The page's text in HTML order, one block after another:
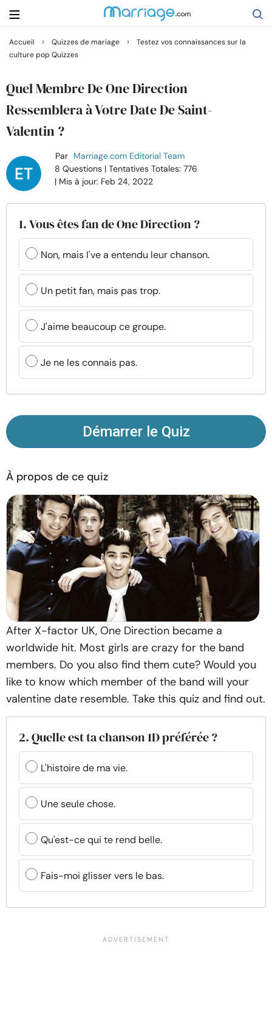
Rechercher
Se marier
Famille
Cours
Ressources
Communauté
Trouver un thérapeute
Contact Écrivez pour nous
nous
Accueil › Quizzes de mariage › Testez vos connaissances sur la
culture pop Quizzes
Quel Membre De One Direction
Ressemblera à Votre Date De Saint-
Valentin ?
Par Marriage.com Editorial Team
8 Questions | Tentatives Totales: 776
| Mis à jour: Feb 24, 2022
1. Vous êtes fan de One Direction ?
Non, mais I've a entendu leur chanson.
Un petit fan, mais pas trop.
J'aime beaucoup ce groupe.
Je ne les connais pas.
Démarrer le Quiz
À propos de ce quiz
After X-factor UK, One Direction became a
worldwide hit. Most girls are crazy for the band
members. Do you also find them cute? Would you
like to know which member of the band will your
valentine date resemble. Take this quiz and find out.
2. Quelle est ta chanson 1D préférée ?
L'histoire de ma vie.
Une seule chose.
Qu'est-ce qui te rend belle.
Fais-moi glisser vers le bas.